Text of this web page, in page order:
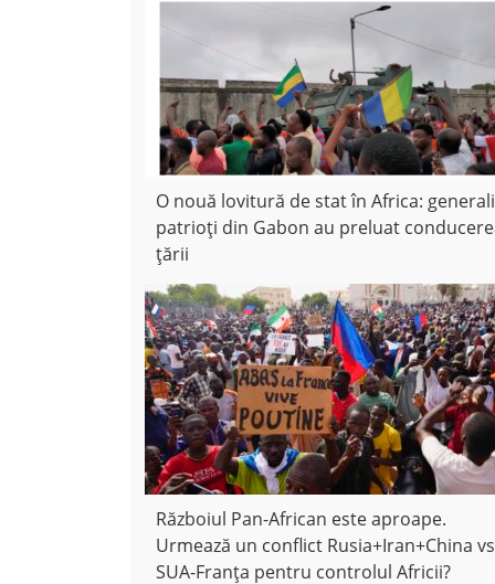
O nouă lovitură de stat în Africa:
patrioți din Gabon au preluat
țării
Războiul Pan-African este aproape.
Urmează un conflict Rusia+Iran+China vs
SUA-Franța pentru controlul Africii?